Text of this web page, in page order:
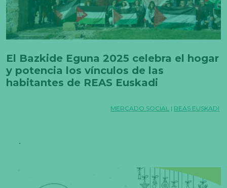
El Bazkide Eguna 2025 celebra el hogar
y potencia los vínculos de las
habitantes de REAS Euskadi
MERCADO SOCIAL | REAS EUSKADI